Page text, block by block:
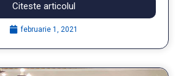
Citeste articolul
februarie 1, 2021